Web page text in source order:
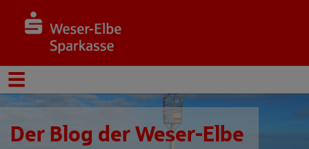
Der Blog der Weser-Elbe